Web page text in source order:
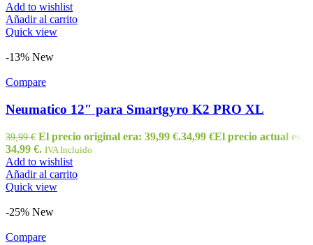
Add to wishlist
Añadir al carrito
Quick view
-13% New
Compare
Neumatico 12″ para Smartgyro K2 PRO XL
39,99€ El precio original era: 39,99 €.34,99 €El precio actual es:
34,99 €. IVA Incluido
Add to wishlist
Añadir al carrito
Quick view
-25% New
Compare